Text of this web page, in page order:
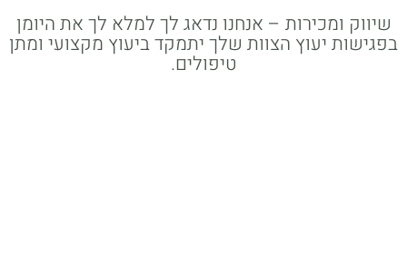
שיווק ומכירות – אנחנו נדאג לך למלא לך את היומן
בפגישות יעוץ הצוות שלך יתמקד ביעוץ מקצועי ומתן
טיפולים.